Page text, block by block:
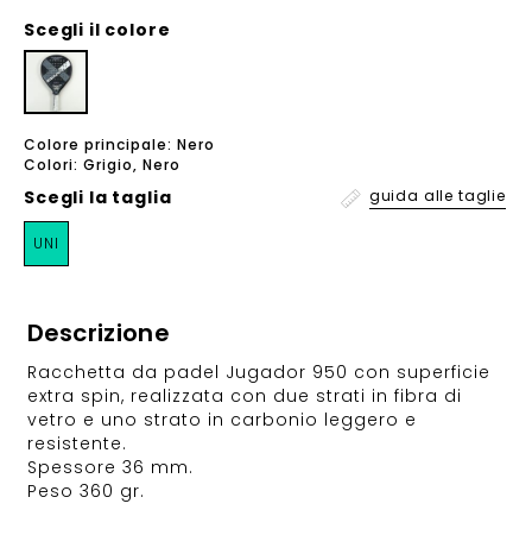
Scegli il colore
Colore principale: Nero
Colori: Grigio, Nero
Scegli la taglia guida alle taglie
UNI
Descrizione
Racchetta da padel Jugador 950 con superficie
extra spin, realizzata con due strati in fibra di
vetro e uno strato in carbonio leggero e
resistente.
Spessore 36 mm.
Peso 360 gr.